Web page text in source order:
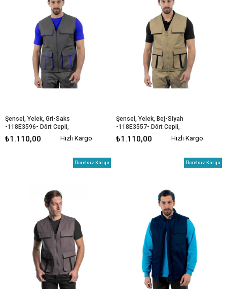
Şensel, Yelek, Gri-Saks
-118E3596- Dört Cepli,
Mevsimlik
₺1.110,00 Hızlı Kargo
Şensel, Yelek, Bej-Siyah
-118E3557- Dört Cepli,
Mevsimlik
₺1.110,00 Hızlı Kargo
Ücretsiz Kargo Ücretsiz Kargo